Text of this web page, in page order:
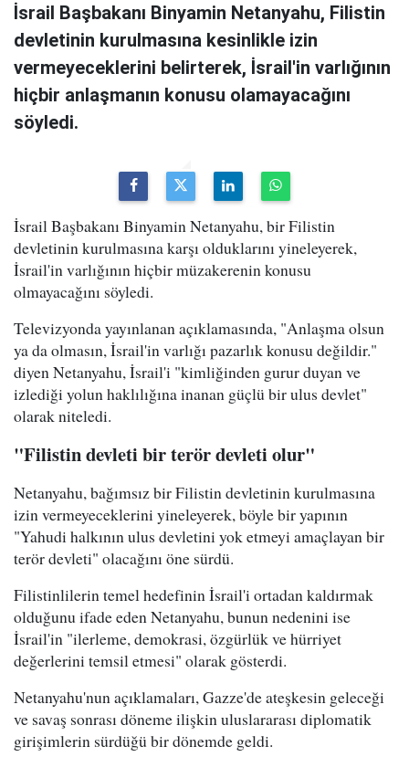
İsrail Başbakanı Binyamin Netanyahu, Filistin
devletinin kurulmasına kesinlikle izin
vermeyeceklerini belirterek, İsrail'in varlığının
hiçbir anlaşmanın konusu olamayacağını
söyledi.
İsrail Başbakanı Binyamin Netanyahu, bir Filistin
devletinin kurulmasına karşı olduklarını yineleyerek,
İsrail'in varlığının hiçbir müzakerenin konusu
olmayacağını söyledi.
Televizyonda yayınlanan açıklamasında, "Anlaşma olsun
ya da olmasın, İsrail'in varlığı pazarlık konusu değildir."
diyen Netanyahu, İsrail'i "kimliğinden gurur duyan ve
izlediği yolun haklılığına inanan güçlü bir ulus devlet"
olarak niteledi.
"Filistin devleti bir terör devleti olur"
Netanyahu, bağımsız bir Filistin devletinin kurulmasına
izin vermeyeceklerini yineleyerek, böyle bir yapının
"Yahudi halkının ulus devletini yok etmeyi amaçlayan bir
terör devleti" olacağını öne sürdü.
Filistinlilerin temel hedefinin İsrail'i ortadan kaldırmak
olduğunu ifade eden Netanyahu, bunun nedenini ise
İsrail'in "ilerleme, demokrasi, özgürlük ve hürriyet
değerlerini temsil etmesi" olarak gösterdi.
Netanyahu'nun açıklamaları, Gazze'de ateşkesin geleceği
ve savaş sonrası döneme ilişkin uluslararası diplomatik
girişimlerin sürdüğü bir dönemde geldi.